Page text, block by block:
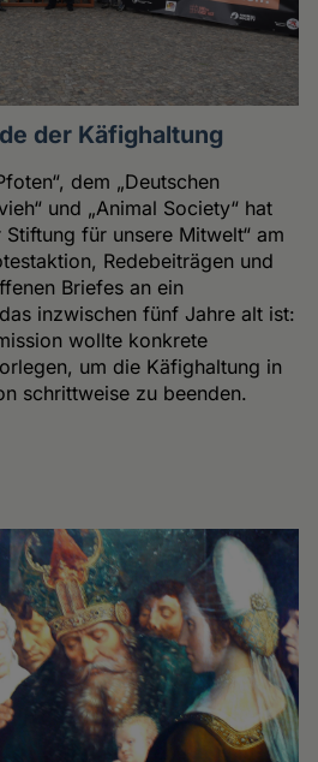
der Käfighaltung
dem „Deutschen
und „Animal Society“ hat
für unsere Mitwelt“ am
Redebeiträgen und
Briefes an ein
inzwischen fünf Jahre alt ist:
wollte konkrete
um die Käfighaltung in
schrittweise zu beenden.